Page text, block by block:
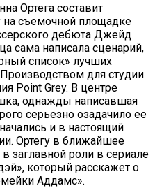
Ортега составит
съемочной площадке
дебюта Джейд
сама написала сценарий,
список» лучших
для студии
Point Grey. В центре
однажды написавшая
серьезно озадачило ее
и в настоящий
Ортегу в ближайшее
заглавной роли в сериале
который расскажет о
Аддамс».